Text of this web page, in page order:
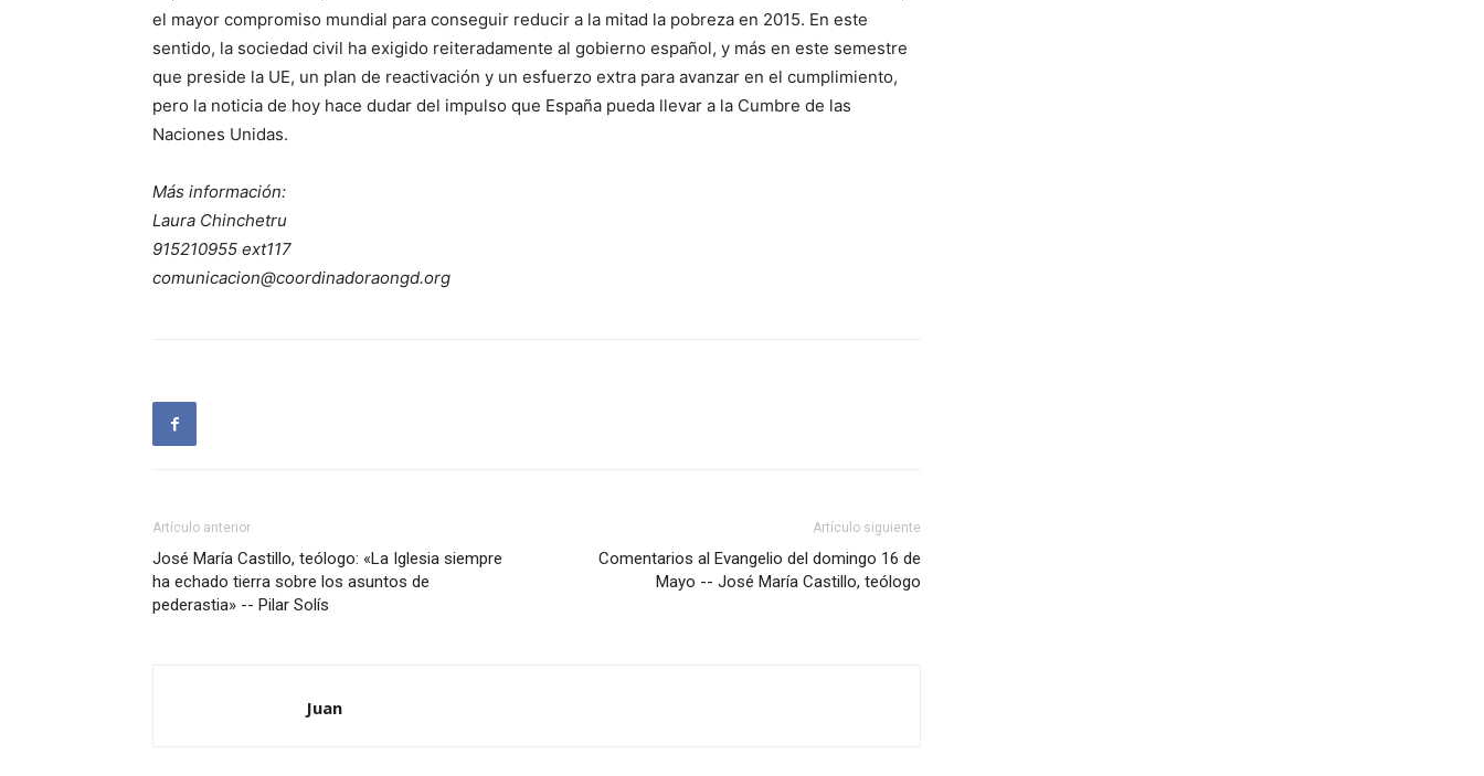
el mayor compromiso mundial para conseguir reducir a la mitad la pobreza en 2015. En este
sentido, la sociedad civil ha exigido reiteradamente al gobierno español, y más en este semestre
que preside la UE, un plan de reactivación y un esfuerzo extra para avanzar en el cumplimiento,
pero la noticia de hoy hace dudar del impulso que España pueda llevar a la Cumbre de las
Naciones Unidas.
Más información:
Laura Chinchetru
915210955 ext117
comunicacion@coordinadoraongd.org
Artículo anterior
José María Castillo, teólogo: «La Iglesia siempre
ha echado tierra sobre los asuntos de
pederastia» -- Pilar Solís
Artículo siguiente
Comentarios al Evangelio del domingo 16 de
Mayo -- José María Castillo, teólogo
Juan